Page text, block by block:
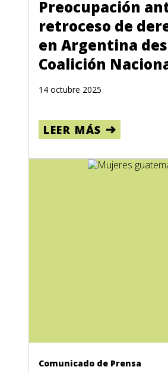
Preocupación
retroceso de
en Argentina
Coalición
14 octubre 2025
LEER MÁS
Comunicado de Prensa